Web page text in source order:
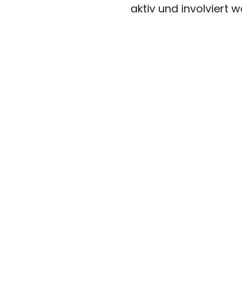
aktiv und involviert